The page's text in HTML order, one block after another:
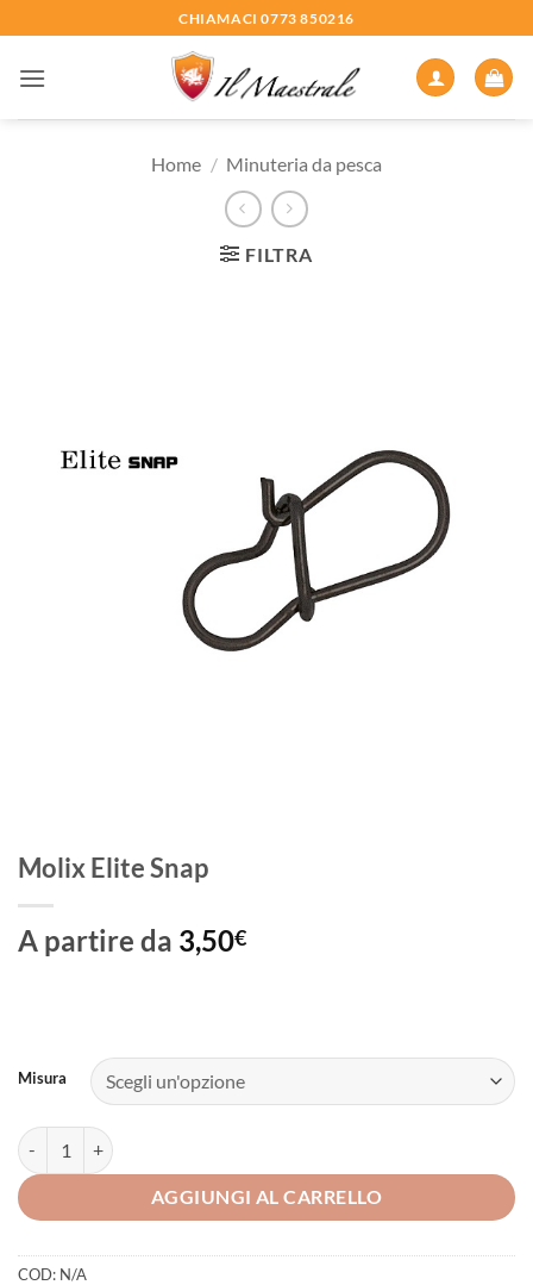
ai
contenuti
CHIAMACI 0773 850216
Home / Minuteria da pesca
FILTRA
Molix Elite Snap
A partire da 3,50€
Misura
Molix Elite Snap quantità
AGGIUNGI AL CARRELLO
COD: N/A